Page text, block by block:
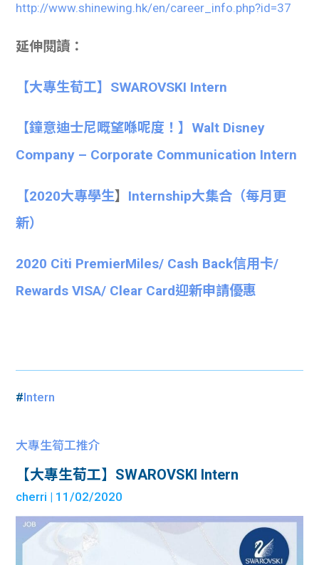
http://www.shinewing.hk/en/career_info.php?id=37
延伸閱讀：
【大專生荀工】SWAROVSKI Intern
【鐘意迪士尼嘅望喺呢度！】Walt Disney
Company – Corporate Communication Intern
【2020大專學生】 Internship大集合 （每月更
新）
2020 Citi PremierMiles/ Cash Back信用卡/
Rewards VISA/ Clear Card迎新申請優惠
#Intern
大專生筍工推介
【大專生荀工】SWAROVSKI Intern
cherri | 11/02/2020